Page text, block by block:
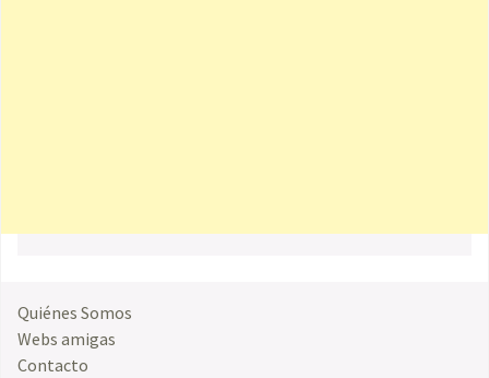
Quiénes Somos
Webs amigas
Contacto